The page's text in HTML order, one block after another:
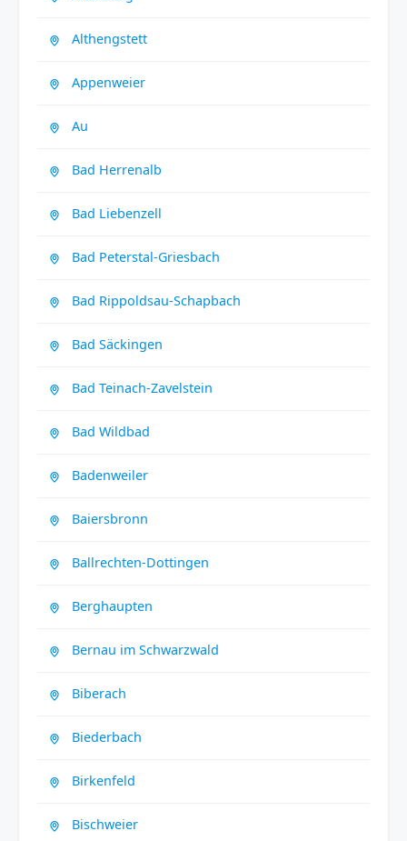
Althengstett
Appenweier
Au
Bad Herrenalb
Bad Liebenzell
Bad Peterstal-Griesbach
Bad Rippoldsau-Schapbach
Bad Säckingen
Bad Teinach-Zavelstein
Bad Wildbad
Badenweiler
Baiersbronn
Ballrechten-Dottingen
Berghaupten
Bernau im Schwarzwald
Biberach
Biederbach
Birkenfeld
Bischweier